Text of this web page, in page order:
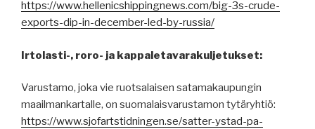
https://www.hellenicshippingnews.com/big-3s-crude-
exports-dip-in-december-led-by-russia/
Irtolasti-, roro- ja kappaletavarakuljetukset:
Varustamo, joka vie ruotsalaisen satamakaupungin
maailmankartalle, on suomalaisvarustamon tytäryhtiö:
https://www.sjofartstidningen.se/satter-ystad-pa-